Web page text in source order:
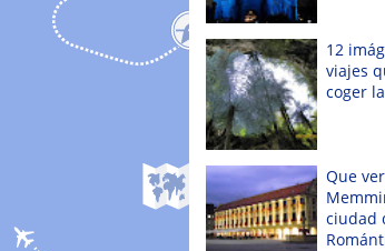
12
viajes
coger
Que
ciudad